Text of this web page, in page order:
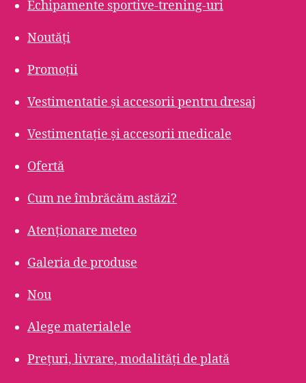
Echipamente sportive-trening-uri
Noutăți
Promoții
Vestimentatie și accesorii pentru dresaj
Vestimentație și accesorii medicale
Ofertă
Cum ne îmbrăcăm astăzi?
Atenționare meteo
Galeria de produse
Nou
Alege materialele
Prețuri, livrare, modalități de plată